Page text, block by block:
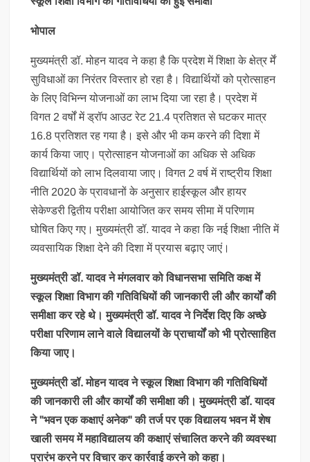
भोपाल
मुख्यमंत्री डॉ. मोहन यादव ने कहा है कि प्रदेश में शिक्षा के क्षेत्र र्में
सुविधाओं का निरंतर विस्तार हो रहा है। विद्यार्थियों को प्रोत्साहन
के लिए विभिन्न योजनाओं का लाभ दिया जा रहा है। प्रदेश में
विगत 2 वर्षों में ड्रॉप आउट रेट 21.4 प्रतिशत से घटकर मात्र
16.8 प्रतिशत रह गया है। इसे और भी कम करने की दिशा में
कार्य किया जाए। प्रोत्साहन योजनाओं का अधिक से अधिक
विद्यार्थियों को लाभ दिलवाया जाए। विगत 2 वर्ष में राष्ट्रीय शिक्षा
नीति 2020 के प्रावधानों के अनुसार हाईस्कूल और हायर
सेकेण्डरी द्वितीय परीक्षा आयोजित कर समय सीमा में परिणाम
घोषित किए गए। मुख्यमंत्री डॉ. यादव ने कहा कि नई शिक्षा नीति में
व्यवसायिक शिक्षा देने की दिशा में प्रयास बढ़ाए जाएं।
मुख्यमंत्री डॉ. यादव ने मंगलवार को विधानसभा समिति कक्ष में
स्कूल शिक्षा विभाग की गतिविधियों की जानकारी ली और कार्यों की
समीक्षा कर रहे थे। मुख्यमंत्री डॉ. यादव ने निर्देश दिए कि अच्छे
परीक्षा परिणाम लाने वाले विद्यालयों के प्राचार्यों को भी प्रोत्साहित
किया जाए।
मुख्यमंत्री डॉ. मोहन यादव ने स्कूल शिक्षा विभाग की गतिविधियों
की जानकारी ली और कार्यों की समीक्षा की। मुख्यमंत्री डॉ. यादव
ने "भवन एक कक्षाएं अनेक" की तर्ज पर एक विद्यालय भवन में शेष
खाली समय में महाविद्यालय की कक्षाएं संचालित करने की व्यवस्था
प्रारंभ करने पर विचार कर कार्रवाई करने को कहा।